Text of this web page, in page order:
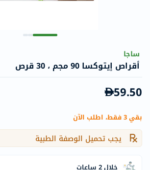
ساجا
أقراص إيتوكسا 90 مجم ، 30 قرص
59.50
بقي 3 فقط، اطلب الآن
يجب تحميل الوصفة الطبية
خلال 2 ساعات